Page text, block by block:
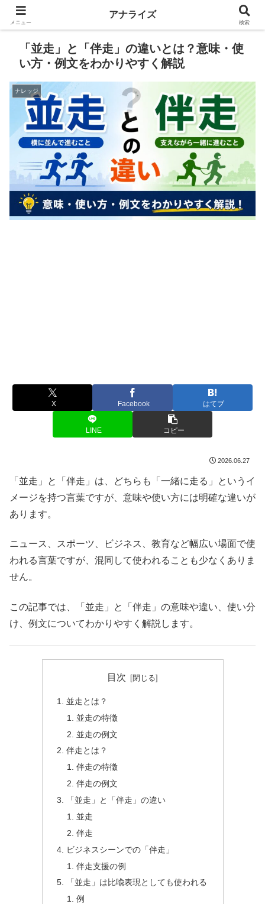
「並走」と「伴走」の違いとは？意味・使
い方・例文をわかりやすく解説
ナレッジ
X Facebook はてブ
LINE コピー
2026.06.27
「並走」と「伴走」は、どちらも「一緒に走る」というイ
メージを持つ言葉ですが、意味や使い方には明確な違いが
あります。
ニュース、スポーツ、ビジネス、教育など幅広い場面で使
われる言葉ですが、混同して使われることも少なくありま
せん。
この記事では、「並走」と「伴走」の意味や違い、使い分
け、例文についてわかりやすく解説します。
目次
並走とは？
並走の特徴
並走の例文
伴走とは？
伴走の特徴
伴走の例文
「並走」と「伴走」の違い
並走
伴走
ビジネスシーンでの「伴走」
伴走支援の例
「並走」は比喩表現としても使われる
例
メニュー
アナライズ
検索